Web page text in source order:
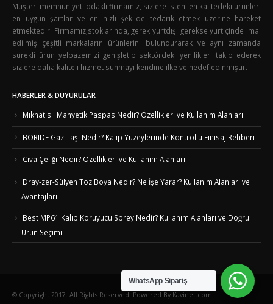
Müşteri memnuniyeti odaklı firmamız, sizlere istenilen kalitedeki ürünleri
en uygun şartlar ve en hızlı şekilde tedarik etmek üzerine hareket
etmektedir. Firmamız;stoklarında, gerek yurtdışı gerekse yurtiçinde imal
edilmiş çeşitli markaların ürünlerini bulundurarak ve aynı zamanda
sürekli ürün yelpazemizi genişletip sektördeki yenilikleri takip ederek
sizlere daha kaliteli hizmet sunmayı kendine ilke ve hedef edinmiştir.
HABERLER & DUYURULAR
Mıknatıslı Manyetik Paspas Nedir? Özellikleri ve Kullanım Alanları
BORIDE Gaz Taşı Nedir? Kalıp Yüzeylerinde Kontrollü Finisaj Rehberi
Civa Çeliği Nedir? Özellikleri ve Kullanım Alanları
Dray-zer-Sülyen Toz Boya Nedir? Ne İşe Yarar? Kullanım Alanları ve
Avantajları
Best MP61 Kalıp Koruyucu Sprey Nedir? Kullanım Alanları ve Doğru
Ürün Seçimi
© Copyright 2017. All Rights Reserved. Powered By Kavinet.com
WhatsApp Sipariş